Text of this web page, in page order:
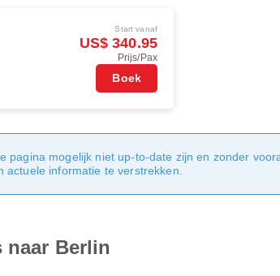
Start vanaf
US$ 340.95
Prijs/Pax
Boek
pagina mogelijk niet up-to-date zijn en zonder
informatie te verstrekken.
naar Berlin